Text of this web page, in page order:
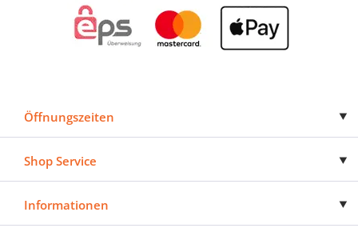
Öffnungszeiten
Shop Service
Informationen